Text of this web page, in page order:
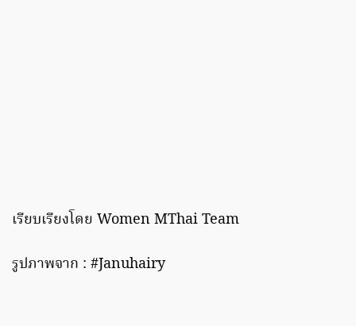
เรียบเรียงโดย Women MThai Team
รูปภาพจาก : #Januhairy